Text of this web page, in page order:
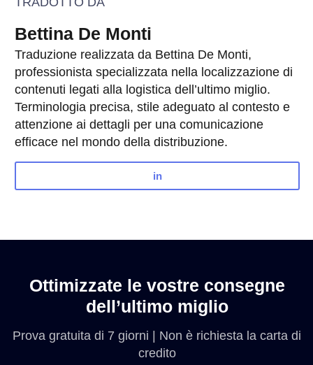
Bettina De Monti
Traduzione realizzata da Bettina De Monti,
professionista specializzata nella localizzazione di
contenuti legati alla logistica dell’ultimo miglio.
Terminologia precisa, stile adeguato al contesto e
attenzione ai dettagli per una comunicazione
efficace nel mondo della distribuzione.
in
Ottimizzate le vostre consegne
dell’ultimo miglio
Prova gratuita di 7 giorni | Non è richiesta la carta di
credito